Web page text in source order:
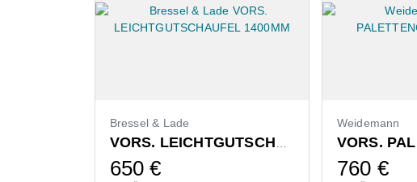
Bressel & Lade
650 €
Weidemann
760 €